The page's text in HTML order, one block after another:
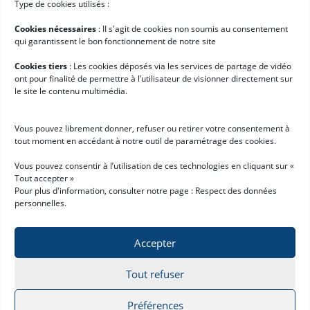
Type de cookies utilisés :
Cookies nécessaires : II s'agit de cookies non soumis au consentement
qui garantissent le bon fonctionnement de notre site
Cookies tiers : Les cookies déposés via les services de partage de vidéo
ont pour finalité de permettre à l’utilisateur de visionner directement sur
le site le contenu multimédia.
Vous pouvez librement donner, refuser ou retirer votre consentement à
tout moment en accédant à notre outil de paramétrage des cookies.
Vous pouvez consentir à l’utilisation de ces technologies en cliquant sur «
Tout accepter »
Pour plus d'information, consulter notre page : Respect des données
personnelles.
Accepter
Tout refuser
Préférences
Appointment Scheduling
Entreprise
Cas clients
Actualités
Demande de démo
Mentions légales
Respect des données personnelles
© 2026 Hardis Supply ChainAll rights reserved